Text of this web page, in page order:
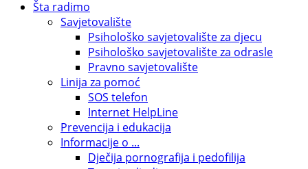
Šta radimo
Savjetovalište
Psihološko savjetovalište za djecu
Psihološko savjetovalište za odrasle
Pravno savjetovalište
Linija za pomoć
SOS telefon
Internet HelpLine
Prevencija i edukacija
Informacije o ...
Dječija pornografija i pedofilija